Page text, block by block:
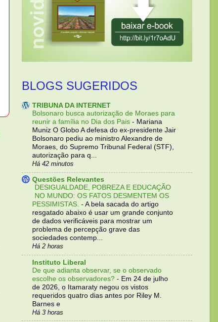
BLOGS SUGERIDOS
TRIBUNA DA INTERNET
Bolsonaro busca autorização de Moraes para
reunir a família no Dia dos Pais - Mariana
Muniz O Globo A defesa do ex-presidente Jair
Bolsonaro pediu ao ministro Alexandre de
Moraes, do Supremo Tribunal Federal (STF),
autorização para q...
Há 42 minutos
Questões Relevantes
DESIGUALDADE, POBREZA E EDUCAÇÃO
NO MUNDO: OS FATOS DESMENTEM OS
PESSIMISTAS. - A bela sacada do artigo
resgatado abaixo é usar um grande conjunto
de dados verificáveis para mostrar um
problema de percepção grave das
sociedades contemp...
Há 2 horas
Instituto Liberal
De que adianta observar, se o observado
escolhe os observadores? - Em 24 de julho
de 2026, o Itamaraty negou os vistos
requeridos quatro dias antes por Riley M.
Barnes e
Há 3 horas